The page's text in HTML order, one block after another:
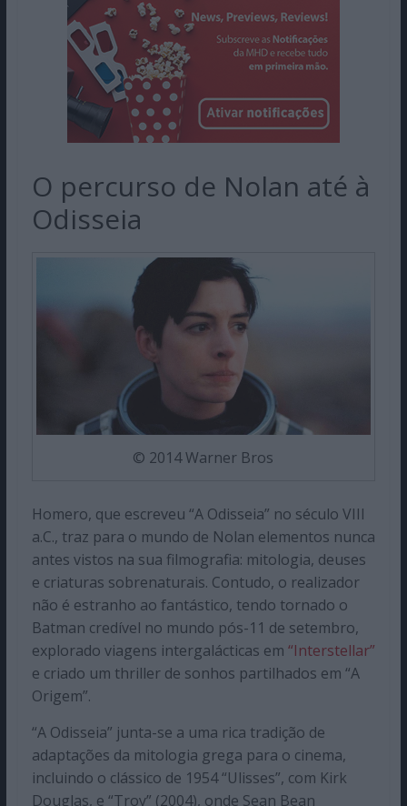
O percurso de Nolan até à
Odisseia
© 2014 Warner Bros
Homero, que escreveu “A Odisseia” no século VIII
a.C., traz para o mundo de Nolan elementos nunca
antes vistos na sua filmografia: mitologia, deuses
e criaturas sobrenaturais. Contudo, o realizador
não é estranho ao fantástico, tendo tornado o
Batman credível no mundo pós-11 de setembro,
explorado viagens intergalácticas em “Interstellar”
e criado um thriller de sonhos partilhados em “A
Origem”.
“A Odisseia” junta-se a uma rica tradição de
adaptações da mitologia grega para o cinema,
incluindo o clássico de 1954 “Ulisses”, com Kirk
Douglas, e “Troy” (2004), onde Sean Bean